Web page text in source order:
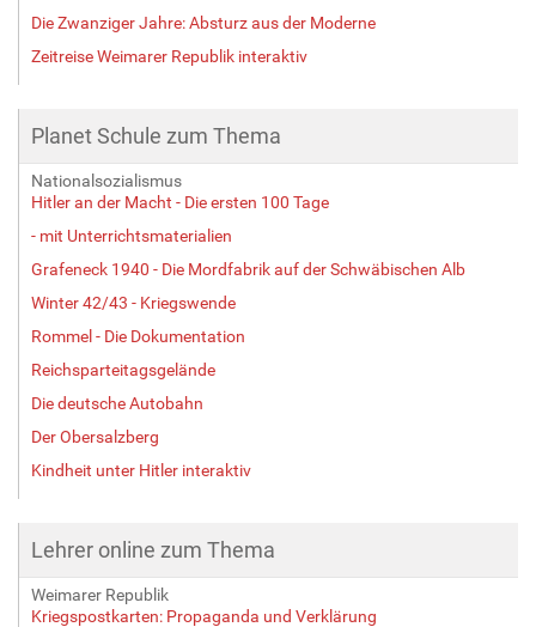
Die Zwanziger Jahre: Absturz aus der Moderne
Zeitreise Weimarer Republik interaktiv
Planet Schule zum Thema
Nationalsozialismus
Hitler an der Macht - Die ersten 100 Tage
- mit Unterrichtsmaterialien
Grafeneck 1940 - Die Mordfabrik auf der Schwäbischen Alb
Winter 42/43 - Kriegswende
Rommel - Die Dokumentation
Reichsparteitagsgelände
Die deutsche Autobahn
Der Obersalzberg
Kindheit unter Hitler interaktiv
Lehrer online zum Thema
Weimarer Republik
Kriegspostkarten: Propaganda und Verklärung